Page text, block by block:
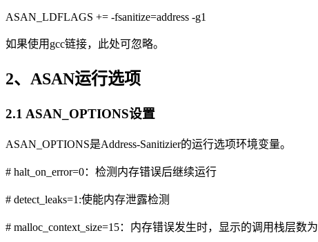
ASAN_LDFLAGS += -fsanitize=address -g1
如果使用gcc链接，此处可忽略。
2、ASAN运行选项
2.1 ASAN_OPTIONS设置
ASAN_OPTIONS是Address-Sanitizier的运行选项环境变量。
# halt_on_error=0：检测内存错误后继续运行
# detect_leaks=1:使能内存泄露检测
# malloc_context_size=15：内存错误发生时，显示的调用栈层数